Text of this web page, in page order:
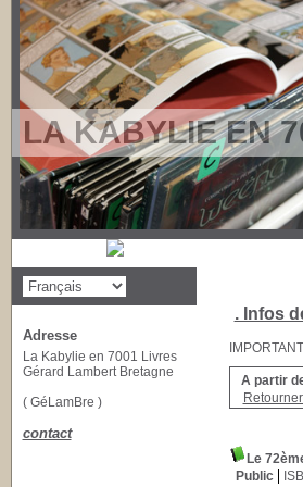
LA KABYLIE EN
. Infos
A partir
Le
Public
Adresse
La Kabylie en 7001 Livres
Gérard Lambert Bretagne
( GéLamBre )
contact